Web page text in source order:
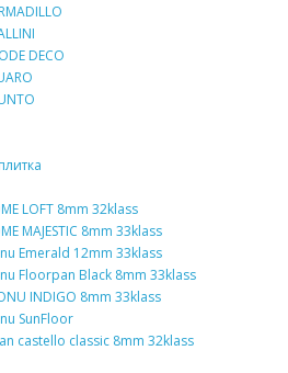
DECO
LOFT 8mm 32klass
MAJESTIC 8mm 33klass
Emerald 12mm 33klass
Floorpan Black 8mm 33klass
INDIGO 8mm 33klass
SunFloor
castello classic 8mm 32klass